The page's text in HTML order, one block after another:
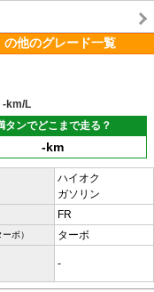
他のグレード一覧
-km/L
タンでどこまで走る？
-km
ハイオク
ガソリン
FR
ボ） ターボ
-